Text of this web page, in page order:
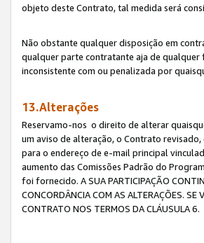
objeto deste Contrato, tal medida será
Não obstante qualquer disposição em
qualquer parte contratante aja de qualquer
inconsistente com ou penalizada por
13.Alterações
Reservamo-nos o direito de alterar
um aviso de alteração, o Contrato
para o endereço de e-mail principal
aumento das Comissões Padrão do
foi fornecido. A SUA PARTICIPAÇÃO
CONCORDÂNCIA COM AS ALTERAÇÕES. SE
CONTRATO NOS TERMOS DA CLÁUSULA 6.